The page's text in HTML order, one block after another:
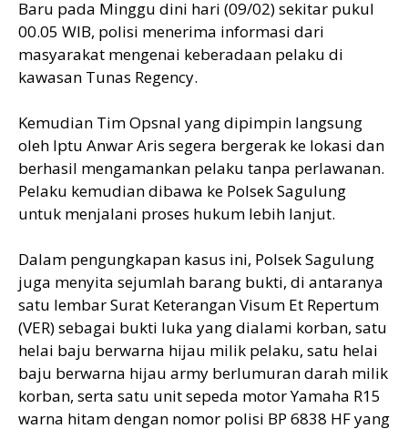
Baru pada Minggu dini hari (09/02) sekitar pukul
00.05 WIB, polisi menerima informasi dari
masyarakat mengenai keberadaan pelaku di
kawasan Tunas Regency.
Kemudian Tim Opsnal yang dipimpin langsung
oleh Iptu Anwar Aris segera bergerak ke lokasi dan
berhasil mengamankan pelaku tanpa perlawanan.
Pelaku kemudian dibawa ke Polsek Sagulung
untuk menjalani proses hukum lebih lanjut.
Dalam pengungkapan kasus ini, Polsek Sagulung
juga menyita sejumlah barang bukti, di antaranya
satu lembar Surat Keterangan Visum Et Repertum
(VER) sebagai bukti luka yang dialami korban, satu
helai baju berwarna hijau milik pelaku, satu helai
baju berwarna hijau army berlumuran darah milik
korban, serta satu unit sepeda motor Yamaha R15
warna hitam dengan nomor polisi BP 6838 HF yang